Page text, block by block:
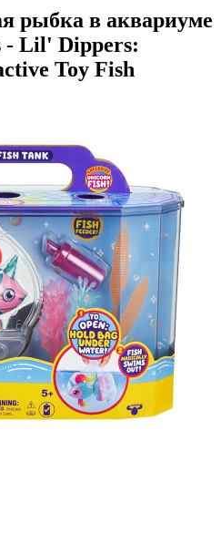
рыбка в аквариуме
- Lil' Dippers:
Toy Fish